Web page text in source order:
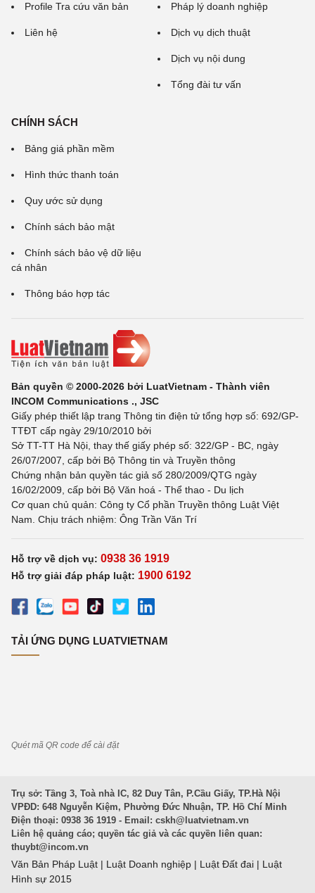
Profile Tra cứu văn bản
Liên hệ
Pháp lý doanh nghiệp
Dịch vụ dịch thuật
Dịch vụ nội dung
Tổng đài tư vấn
CHÍNH SÁCH
Bảng giá phần mềm
Hình thức thanh toán
Quy ước sử dụng
Chính sách bảo mật
Chính sách bảo vệ dữ liệu
cá nhân
Thông báo hợp tác
Bản quyền © 2000-2026 bởi LuatVietnam - Thành viên
INCOM Communications ., JSC
Giấy phép thiết lập trang Thông tin điện tử tổng hợp số: 692/GP-
TTĐT cấp ngày 29/10/2010 bởi
Sở TT-TT Hà Nội, thay thế giấy phép số: 322/GP - BC, ngày
26/07/2007, cấp bởi Bộ Thông tin và Truyền thông
Chứng nhận bản quyền tác giả số 280/2009/QTG ngày
16/02/2009, cấp bởi Bộ Văn hoá - Thể thao - Du lịch
Cơ quan chủ quản: Công ty Cổ phần Truyền thông Luật Việt
Nam. Chịu trách nhiệm: Ông Trần Văn Trí
Hỗ trợ về dịch vụ: 0938 36 1919
Hỗ trợ giải đáp pháp luật: 1900 6192
TẢI ỨNG DỤNG LUATVIETNAM
Quét mã QR code để cài đặt
Trụ sở: Tầng 3, Toà nhà IC, 82 Duy Tân, P.Cầu Giấy, TP.Hà Nội
VPĐD: 648 Nguyễn Kiệm, Phường Đức Nhuận, TP. Hồ Chí Minh
Điện thoại: 0938 36 1919 - Email: cskh@luatvietnam.vn
Liên hệ quảng cáo; quyền tác giả và các quyền liên quan:
thuybt@incom.vn
Văn Bản Pháp Luật | Luật Doanh nghiệp | Luật Đất đai | Luật
Hình sự 2015